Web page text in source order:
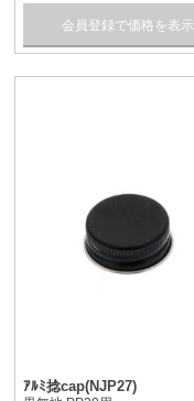
会員登録で価格を表示
ｱﾙﾐ捻cap(NJP27)